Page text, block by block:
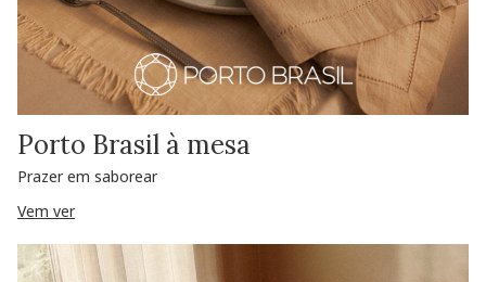
Porto Brasil à mesa
Prazer em saborear
Vem ver